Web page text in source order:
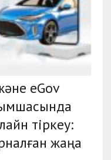
eGov
тіркеу:
жаңа